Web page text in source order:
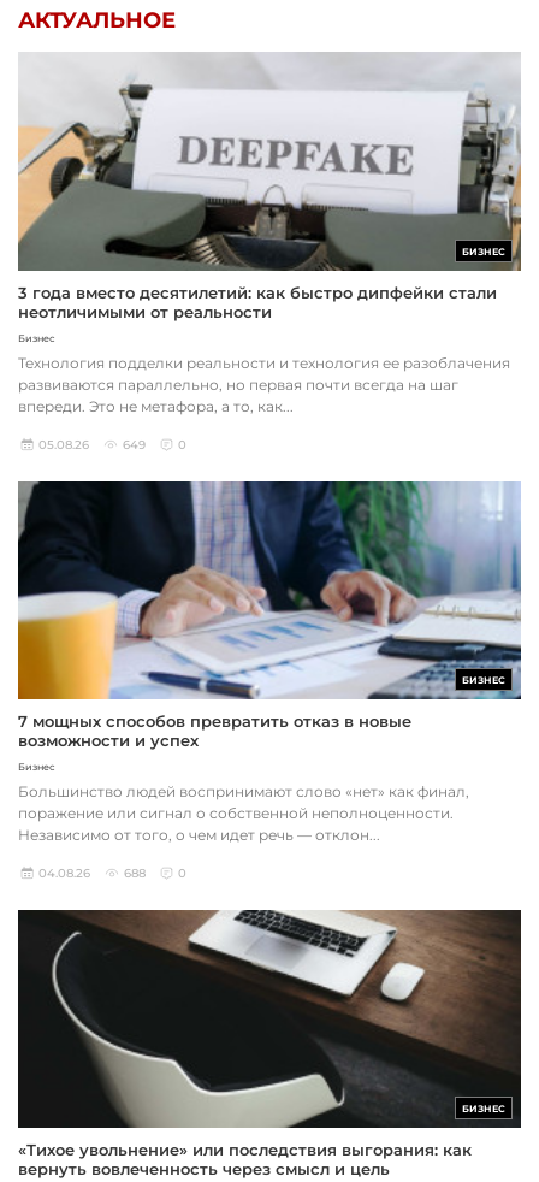
АКТУАЛЬНОЕ
БИЗНЕС
3 года вместо десятилетий: как быстро дипфейки стали
неотличимыми от реальности
Бизнес
Технология подделки реальности и технология ее разоблачения
развиваются параллельно, но первая почти всегда на шаг
впереди. Это не метафора, а то, как...
05.08.26 649 0
БИЗНЕС
7 мощных способов превратить отказ в новые
возможности и успех
Бизнес
Большинство людей воспринимают слово «нет» как финал,
поражение или сигнал о собственной неполноценности.
Независимо от того, о чем идет речь — отклон...
04.08.26 688 0
БИЗНЕС
«Тихое увольнение» или последствия выгорания: как
вернуть вовлеченность через смысл и цель